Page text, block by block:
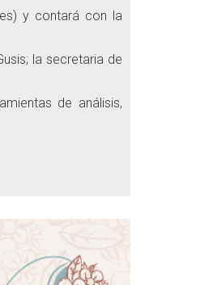
y contará con la
la secretaria de
de análisis,